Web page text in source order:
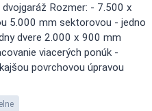
Rozmer: - 7.500 x
5.000 mm sektorovou - jedno
dvere 2.000 x 900 mm
viacerých ponúk -
povrchovou úpravou